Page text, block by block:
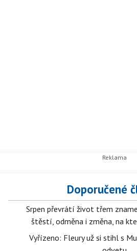
Doporučené
Srpen převrátí život třem
štěstí, odměna i změna, na
Vyřízeno: Fleury už si stihl s